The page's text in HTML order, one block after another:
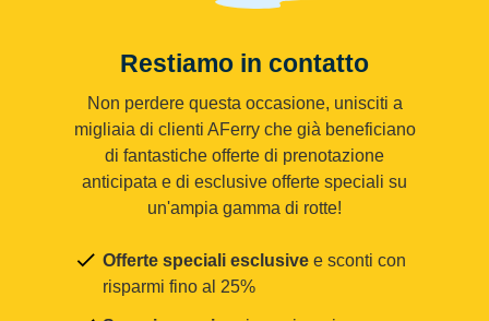
Restiamo in contatto
Non perdere questa occasione, unisciti a
migliaia di clienti AFerry che già beneficiano
di fantastiche offerte di prenotazione
anticipata e di esclusive offerte speciali su
un'ampia gamma di rotte!
Offerte speciali esclusive e sconti con
risparmi fino al 25%